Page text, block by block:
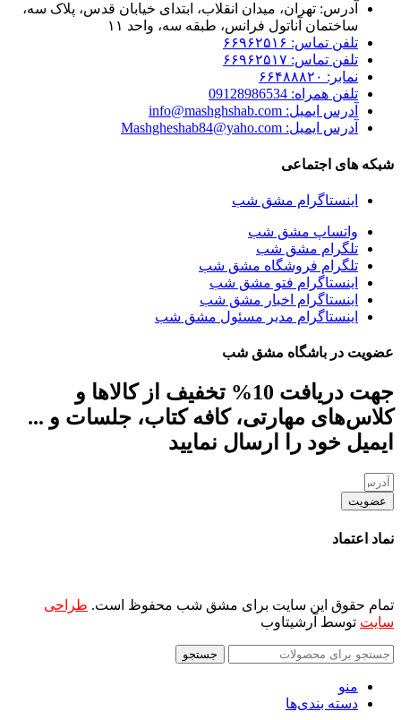
آدرس: تهران، میدان انقلاب، ابتدای خیابان قدس، پلاک سه،
ساختمان آناتول فرانس، طبقه سه، واحد ۱۱
تلفن تماس: ۶۶۹۶۲۵۱۶
تلفن تماس: ۶۶۹۶۲۵۱۷
نمابر: ۶۶۴۸۸۸۲۰
تلفن همراه: 09128986534
آدرس ایمیل: info@mashghshab.com
آدرس ایمیل: Mashgheshab84@yaho.com
شبکه های اجتماعی
اینستاگرام مشق شب
واتساپ مشق شب
تلگرام مشق شب
تلگرام فروشگاه مشق شب
اینستاگرام فتو مشق شب
اینستاگرام اخبار مشق شب
اینستاگرام مدیر مسئول مشق شب
عضویت در باشگاه مشق شب
جهت دریافت 10% تخفیف از کالاها و
کلاس‌های مهارتی، کافه کتاب، جلسات و ...
ایمیل خود را ارسال نمایید
عضویت
نماد اعتماد
تمام حقوق این سایت برای مشق شب محفوظ است. طراحی
سایت توسط آرشیتاوب
جستجو
منو
دسته بندی‌ها